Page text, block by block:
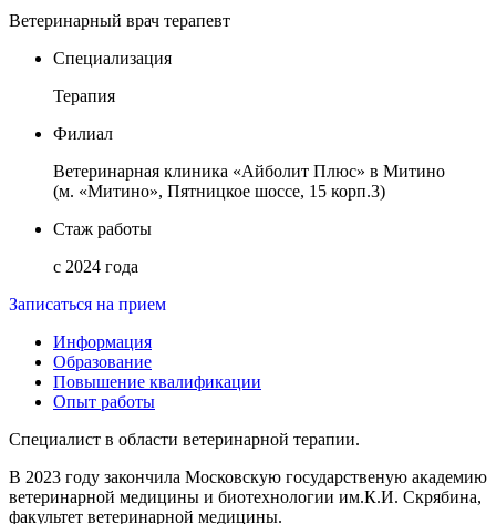
Ветеринарный врач терапевт
Специализация
Терапия
Филиал
Ветеринарная клиника «Айболит Плюс» в Митино
(м. «Митино», Пятницкое шоссе, 15 корп.3)
Стаж работы
с 2024 года
Записаться на прием
Информация
Образование
Повышение квалификации
Опыт работы
Специалист в области ветеринарной терапии.
В 2023 году закончила Московскую государственую академию
ветеринарной медицины и биотехнологии им.К.И. Скрябина,
факультет ветеринарной медицины.